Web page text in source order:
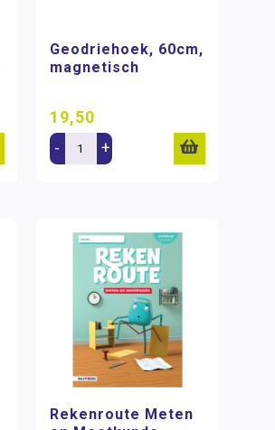
Geodriehoek, 60cm,
magnetisch
19,50
- +
Rekenroute Meten